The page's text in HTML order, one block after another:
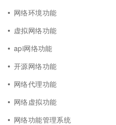
网络环境功能
虚拟网络功能
api网络功能
开源网络功能
网络代理功能
网络虚拟功能
网络功能管理系统